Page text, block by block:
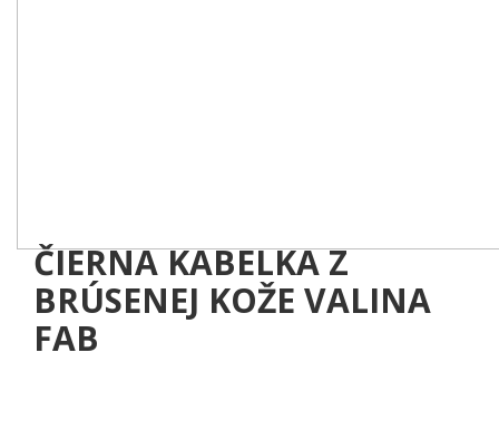
ČIERNA KABELKA Z
BRÚSENEJ KOŽE VALINA
FAB